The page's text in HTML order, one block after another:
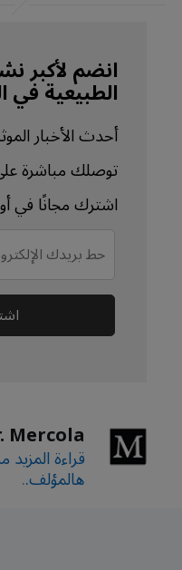
198, 115418,
Conclusion
in Nutrition
27, 2022
BMC Medicine
26, 2024;
22:558
University of
13, 2024
2024
Reports
انضم لأكبر
الطبيعية في
أحدث الأخبار
توصلك مباشرة على
اشترك مجانًا في
Mercola
قراءة
هالمؤلف..